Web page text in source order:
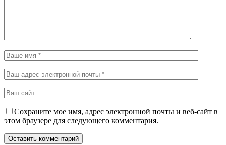
Сохраните мое имя, адрес электронной почты и веб-сайт в
этом браузере для следующего комментария.